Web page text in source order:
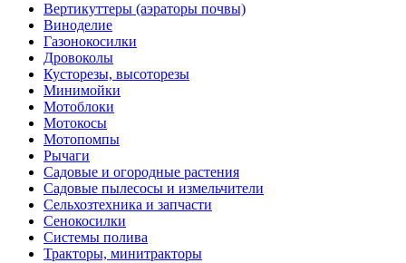
Вертикуттеры (аэраторы почвы)
Виноделие
Газонокосилки
Дровоколы
Кусторезы, высоторезы
Минимойки
Мотоблоки
Мотокосы
Мотопомпы
Рычаги
Садовые и огородные растения
Садовые пылесосы и измельчители
Сельхозтехника и запчасти
Сенокосилки
Системы полива
Тракторы, минитракторы